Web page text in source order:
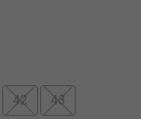
42 43